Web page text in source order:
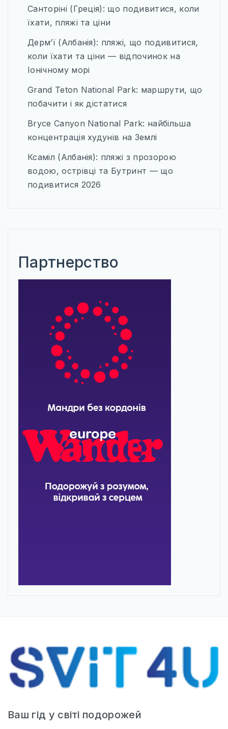
КАРТИ
ПРОЖИВАННЯ
ПУТІВНИКИ
ТРАНСПОРТ_
Санторіні (Греція): що подивитися, коли
їхати, пляжі та ціни
Дерм’ї (Албанія): пляжі, що подивитися,
коли їхати та ціни — відпочинок на
Іонічному морі
Grand Teton National Park: маршрути, що
побачити і як дістатися
Bryce Canyon National Park: найбільша
концентрація худунів на Землі
Ксаміл (Албанія): пляжі з прозорою
водою, острівці та Бутринт — що
подивитися 2026
Партнерство
Ваш гід у світі подорожей